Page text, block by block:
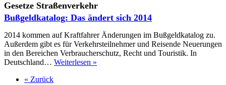
Gesetze Straßenverkehr
Bußgeldkatalog: Das ändert sich 2014
2014 kommen auf Kraftfahrer Änderungen im Bußgeldkatalog zu.
Außerdem gibt es für Verkehrsteilnehmer und Reisende Neuerungen
in den Bereichen Verbraucherschutz, Recht und Touristik. In
Deutschland… Weiterlesen »
« Zurück